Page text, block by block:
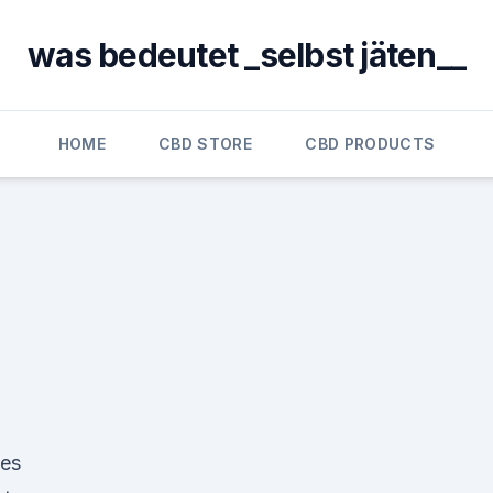
was bedeutet _selbst jäten__
HOME CBD STORE CBD PRODUCTS